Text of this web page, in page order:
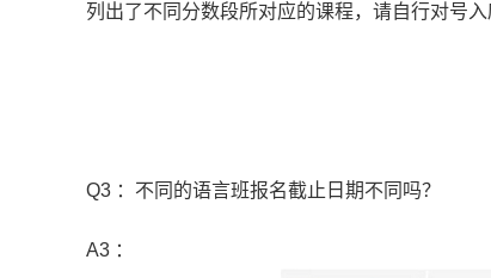
列出了不同分数段所对应的课程，请自行对号入
Q3 ：不同的语言班报名截止日期不同吗？
A3 ：